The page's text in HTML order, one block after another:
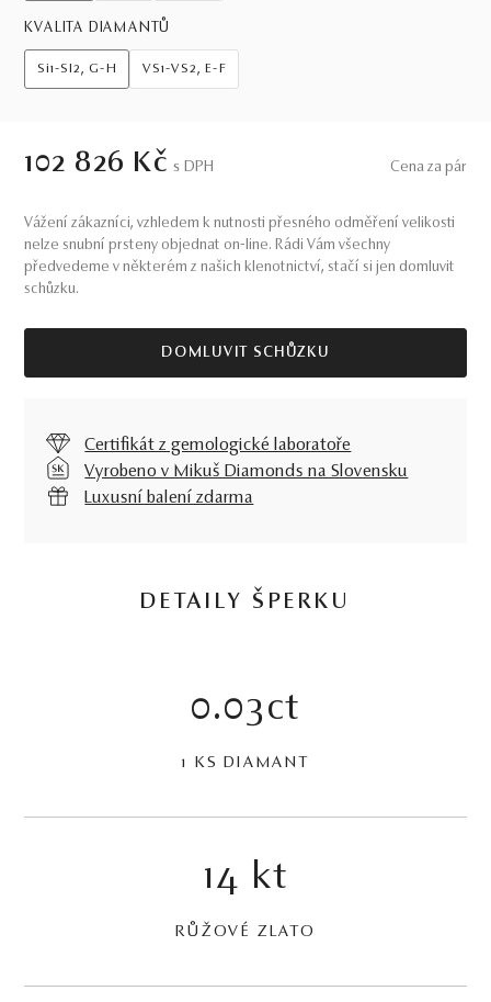
KVALITA DIAMANTŮ
Si1-SI2, G-H VS1-VS2, E-F
102 826 Kč S DPH Cena za pár
Vážení zákazníci, vzhledem k nutnosti přesného odměření velikosti
nelze snubní prsteny objednat on-line. Rádi Vám všechny
předvedeme v některém z našich klenotnictví, stačí si jen domluvit
schůzku.
DOMLUVIT SCHŮZKU
Certifikát z gemologické laboratoře
Vyrobeno v Mikuš Diamonds na Slovensku
Luxusní balení zdarma
DETAILY ŠPERKU
0.03ct
1 KS DIAMANT
14 kt
RŮŽOVÉ ZLATO